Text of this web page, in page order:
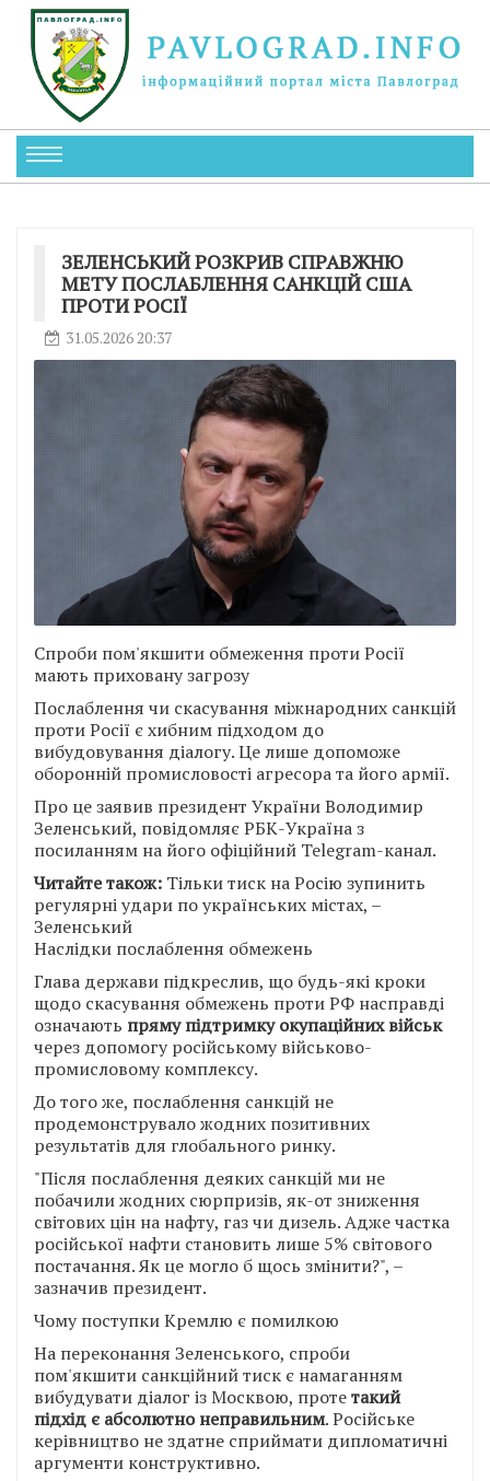
ЗЕЛЕНСЬКИЙ РОЗКРИВ СПРАВЖНЮ
МЕТУ ПОСЛАБЛЕННЯ САНКЦІЙ США
ПРОТИ РОСІЇ
31.05.2026 20:37
Спроби пом'якшити обмеження проти Росії
мають приховану загрозу
Послаблення чи скасування міжнародних санкцій
проти Росії є хибним підходом до
вибудовування діалогу. Це лише допоможе
оборонній промисловості агресора та його армії.
Про це заявив президент України Володимир
Зеленський, повідомляє РБК-Україна з
посиланням на його офіційний Telegram-канал.
Читайте також: Тільки тиск на Росію зупинить
регулярні удари по українських містах, –
Зеленський
Наслідки послаблення обмежень
Глава держави підкреслив, що будь-які кроки
щодо скасування обмежень проти РФ насправді
означають пряму підтримку окупаційних військ
через допомогу російському військово-
промисловому комплексу.
До того же, послаблення санкцій не
продемонструвало жодних позитивних
результатів для глобального ринку.
"Після послаблення деяких санкцій ми не
побачили жодних сюрпризів, як-от зниження
світових цін на нафту, газ чи дизель. Адже частка
російської нафти становить лише 5% світового
постачання. Як це могло б щось змінити?", –
зазначив президент.
Чому поступки Кремлю є помилкою
На переконання Зеленського, спроби
пом'якшити санкційний тиск є намаганням
вибудувати діалог із Москвою, протетакий
підхід є абсолютно неправильним. Російське
керівництво не здатне сприймати дипломатичні
аргументи конструктивно.